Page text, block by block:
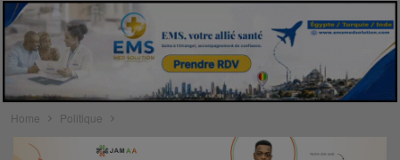
Home Politique